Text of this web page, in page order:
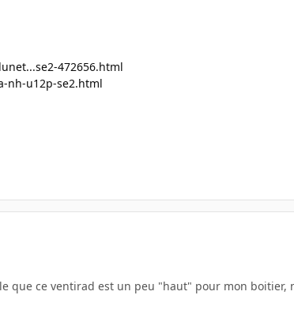
472656.html
nh-u12p-se2.html
que ce ventirad est un peu "haut" pour mon boitier,